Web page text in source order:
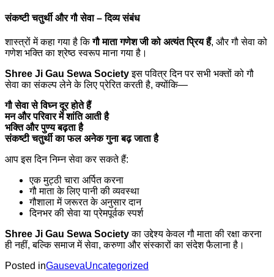
संकष्टी चतुर्थी और गौ सेवा – दिव्य संबंध
शास्त्रों में कहा गया है किगौ माता गणेश जी को अत्यंत प्रिय हैं, और गौ सेवा को
गणेश भक्ति का श्रेष्ठ स्वरूप माना गया है।
Shree Ji Gau Sewa Societyइस पवित्र दिन पर सभी भक्तों को गौ
सेवा का संकल्प लेने के लिए प्रेरित करती है, क्योंकि—
गौ सेवा से विघ्न दूर होते हैं
मन और परिवार में शांति आती है
भक्ति और पुण्य बढ़ता है
संकष्टी चतुर्थी का फल अनेक गुना बढ़ जाता है
आप इस दिन निम्न सेवा कर सकते हैं:
एक मुट्ठी चारा अर्पित करना
गौ माता के लिए पानी की व्यवस्था
गौशाला में जरूरत के अनुसार दान
दिनभर की सेवा या प्रेमपूर्वक स्पर्श
Shree Ji Gau Sewa Societyका उद्देश्य केवल गौ माता की रक्षा करना
ही नहीं, बल्कि समाज में सेवा, करुणा और संस्कारों का संदेश फैलाना है।
Posted inGausevaUncategorized